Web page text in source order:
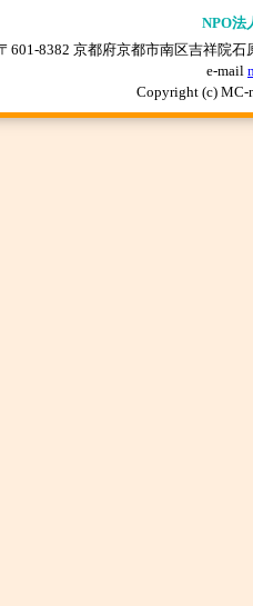
NPO法
601-8382 京都府京都市南区吉祥院石
e-mail
Copyright (c) MC-